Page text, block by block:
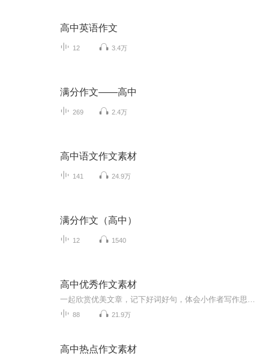
高中英语作文
12 3.4万
满分作文——高中
269 2.4万
高中语文作文素材
141 24.9万
满分作文（高中）
12 1540
高中优秀作文素材
88 21.9万
高中热点作文素材